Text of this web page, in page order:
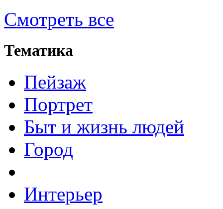
Смотреть все
Тематика
Пейзаж
Портрет
Быт и жизнь людей
Город
Интерьер